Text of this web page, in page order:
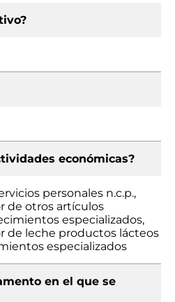
económicas?
personales n.c.p.,
de otros artículos
especializados,
de leche productos lácteos
especializados
en el que se